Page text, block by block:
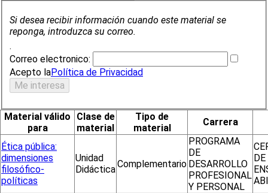
Si desea recibir información cuando este material se
reponga, introduzca su correo.
.
Correo electronico:
Acepto laPolítica de Privacidad
Material válido
para
Clase de
material
Tipo de
material
Carrera
Ética pública:
dimensiones
filosófico-
políticas
Unidad
DidácticaComplementario
PROGRAMA
DE
DESARROLLO
PROFESIONAL
Y PERSONAL
DE